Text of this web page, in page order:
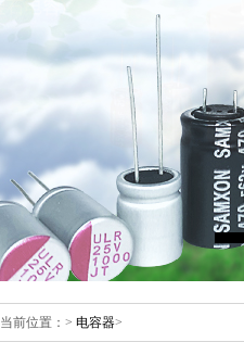
当前位置： > 电容器>